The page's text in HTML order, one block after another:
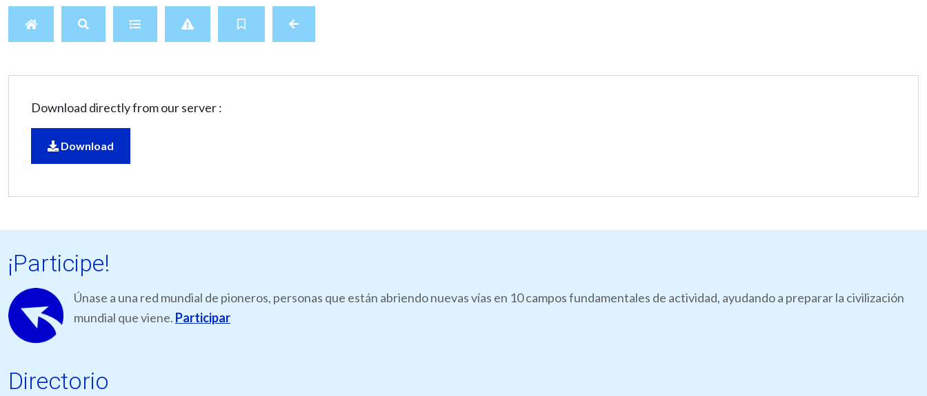
Download directly from our server :
Download
¡Participe!
Únase a una red mundial de pioneros, personas que están abriendo nuevas vías en 10 campos fundamentales de actividad, ayudando a preparar la civilización
mundial que viene. Participar
Directorio